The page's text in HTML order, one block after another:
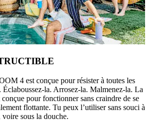
4 est conçue pour résister à toutes les
Éclaboussez-la. Arrosez-la. Malmenez-la. La
pour fonctionner sans craindre de se
flottante. Tu peux l’utiliser sans souci à
sous la douche.